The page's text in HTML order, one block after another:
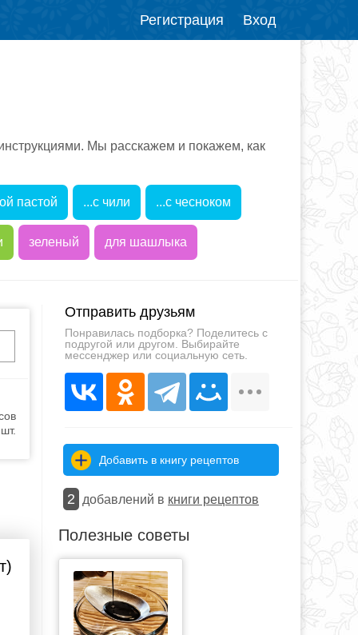
Регистрация Вход
Мы расскажем и покажем, как
пастой ...с чили ...с чесноком
зеленый для шашлыка
Отправить друзьям
Понравилась подборка? Поделитесь с
подругой или другом. Выбирайте
мессенджер или социальную сеть.
Добавить в книгу рецептов
2 добавлений в книги рецептов
Полезные советы